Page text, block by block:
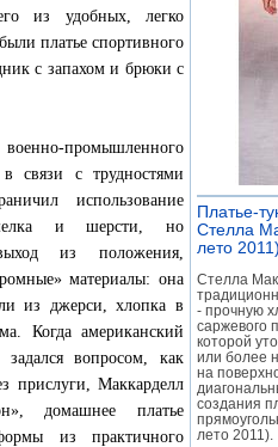
Платье-
Стелла
лето 2011)
Стелла
- прочную
саржевого
которой
или более
на
создания
лето 2011).
из удобных, легко
платье спортивного
с запахом и брюки с
промышленного
связи с трудностями
использование
и шерсти, но
из положения,
материалы: она
из джерси, хлопка в
Когда американский
вопросом, как
прислуги, Маккарделл
домашнее платье
из практичного